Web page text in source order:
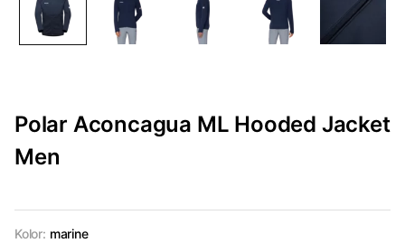
Polar Aconcagua ML Hooded Jacket
Men
Kolor: marine